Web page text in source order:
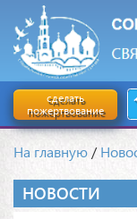
сделать
пожертвование
На главную /
НОВОСТИ